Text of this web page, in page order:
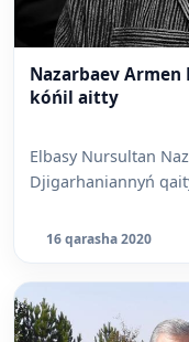
Nazarbaev
kóńil aitty
Elbasy Nursultan
Djigarhaniannyń
16 qarasha 2020